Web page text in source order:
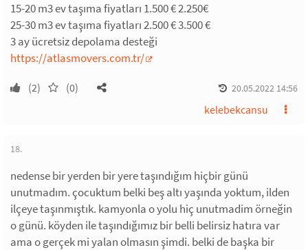
15-20 m3 ev taşıma fiyatları 1.500 € 2.250€
25-30 m3 ev taşıma fiyatları 2.500 € 3.500 €
3 ay ücretsiz depolama desteği
https://atlasmovers.com.tr/
(2) (0) 20.05.2022 14:56
kelebekcansu
18.
nedense bir yerden bir yere taşındığım hiçbir günü
unutmadım. çocuktum belki beş altı yaşında yoktum, ilden
ilçeye taşınmıştık. kamyonla o yolu hiç unutmadim örneğin
o günü. köyden ile taşındığımız bir belli belirsiz hatıra var
ama o gerçek mi yalan olmasın şimdi. belki de başka bir